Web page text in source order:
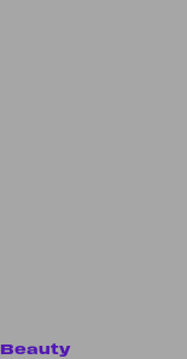
Beauty